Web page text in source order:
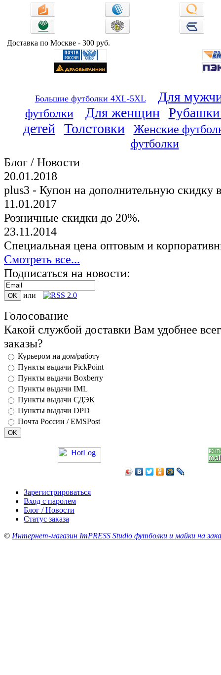
Доставка по Москве - 300 руб.
Большие футболки 4XL-5XL Для
футболки Для женщин
детей Толстовки
Женские
футболки
Блог / Новости
20.01.2018
plus3 - Купон на дополнительную скидку
11.01.2017
Розничные скидки до 20%.
23.11.2014
Специальная цена оптовым и
Смотреть все...
Подписаться на новости:
или
Голосование
Какой службой доставки Вам удобнее
заказы?
Курьером на дом/работу
Пункты выдачи PickPoint
Пункты выдачи Boxberry
Пункты выдачи IML
Пункты выдачи СДЭК
Пункты выдачи DPD
Почта России / EMSPost
Зарегистрироваться
Вход с паролем
Блог / Новости
Статус заказа
© Интернет-магазин ImPRESS Studio футболки и майки на